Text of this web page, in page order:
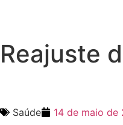
Reajuste
Saúde 14 de maio de